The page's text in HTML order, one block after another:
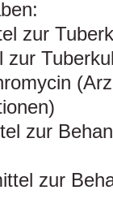
zur
zur
zur
zur